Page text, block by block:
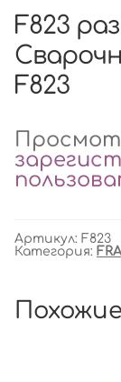
F823
F823
Артикул: F823
Категория: